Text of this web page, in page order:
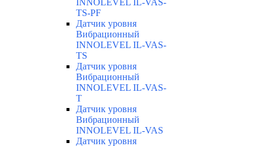
INNOLEVEL IL-VAS-
TS-PF
Датчик уровня
Вибрационный
INNOLEVEL IL-VAS-
TS
Датчик уровня
Вибрационный
INNOLEVEL IL-VAS-
T
Датчик уровня
Вибрационный
INNOLEVEL IL-VAS
Датчик уровня